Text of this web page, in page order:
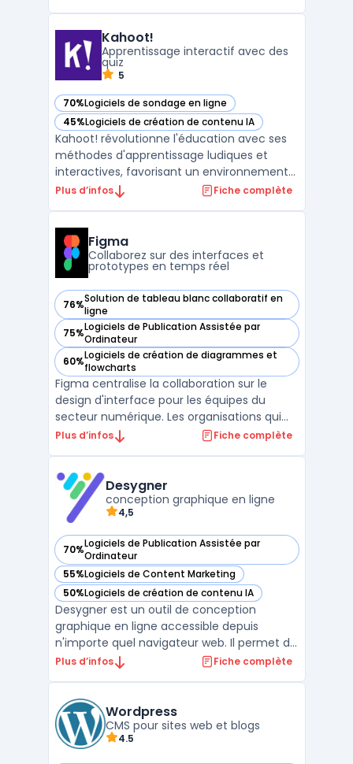
chaque paramètre technique. Son éditeur
visuel, appelé visual edit ...
Kahoot!
Apprentissage interactif avec des
quiz
5
70%Logiciels de sondage en ligne
— voir Kahoot! dans cette catégorie
45%Logiciels de création de contenu IA
— voir Kahoot! dans cette catégorie
Kahoot! révolutionne l'éducation avec ses
méthodes d'apprentissage ludiques et
interactives, favorisant un environnement
d'apprentissage positif. Cette plateforme
l'éducation, rendant l'apprentissage à la fois
amusant ...
Plus d’infos Fiche complète
Figma
Collaborez sur des interfaces et
prototypes en temps réel
76%Solution de tableau blanc collaboratif en
ligne
— voir Figma dans cette catégorie
75%Logiciels de Publication Assistée par
Ordinateur
— voir Figma dans cette catégorie
60%Logiciels de création de diagrammes et
flowcharts
— voir Figma dans cette catégorie
Figma centralise la collaboration sur le
design d'interface pour les équipes du
secteur numérique. Les organisations qui
pilotent plusieurs projets web ou mobiles
projets. Travailler en simultané sur un
même fichi ...
Plus d’infos Fiche complète
Desygner
conception graphique en ligne
4,5
70%Logiciels de Publication Assistée par
Ordinateur
— voir Desygner dans cette catégorie
55%Logiciels de Content Marketing
— voir Desygner dans cette catégorie
50%Logiciels de création de contenu IA
— voir Desygner dans cette catégorie
Desygner est un outil de conception
graphique en ligne accessible depuis
n'importe quel navigateur web. Il permet de
créer facilement tous types de supports de
ou encore des publications pour les réseaux
sociaux. Gr ...
Plus d’infos Fiche complète
Wordpress
CMS pour sites web et blogs
4.5